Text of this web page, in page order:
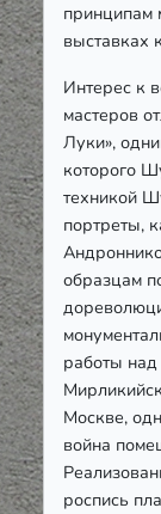
принципам
выставках
Интерес к
мастеров
Луки»,
которого
техникой
портреты,
образцам
работы
Москве,
война
роспись